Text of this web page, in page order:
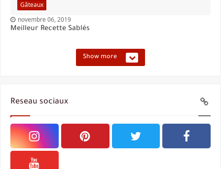
Gâteaux
novembre 06, 2019
Meilleur Recette Sablés
Show more
Reseau sociaux